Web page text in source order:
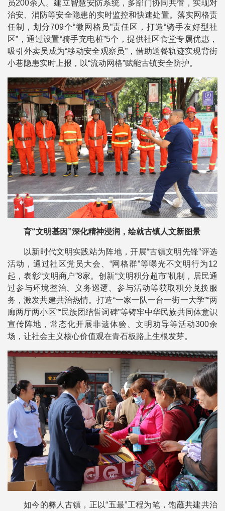
员200余人。建立智慧安防系统，多部门协同共管，实现对
治安、消防等安全隐患的实时监控和快速处置。落实网格责
任制，划分709个“微网格员”责任区，打造“骑手友好型社
区”，通过设置“骑手充电桩”5个，提供社区食堂专属优惠，
吸引外卖员成为“移动安全观察员”，借助送餐轨迹实现背街
小巷隐患实时上报，以“流动网格”赋能古镇安全防护。
育“文明基因”深化精神浸润，绘就古镇人文新图景
以新时代文明实践站为阵地，开展“古镇文明先锋”评选
活动，通过社区党员大会、“网格群”等曝光不文明行为12
起，表彰“文明商户”8家。创新“文明积分超市”机制，居民通
过参与环境整治、义务巡逻、参与活动等获取积分兑换服
务，激发共建共治热情。打造“一家一队一台一街一大学”“两
廊两厅两小区”“民族团结誓词碑”等铸牢中华民族共同体意识
宣传阵地，常态化开展非遗体验、文明劝导等活动300余
场，让社会主义核心价值观在青石板路上生根发芽。
如今的彝人古镇，正以“五最”工程为笔，饱蘸共建共治